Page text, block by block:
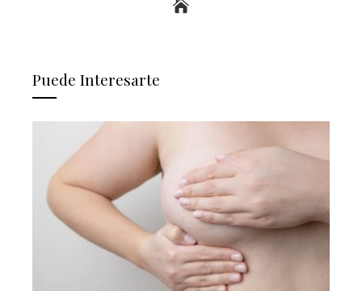
Puede Interesarte